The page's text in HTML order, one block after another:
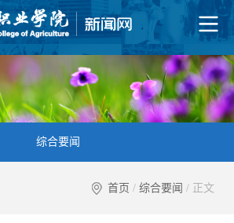
综合要闻
首页 / 综合要闻 / 正文